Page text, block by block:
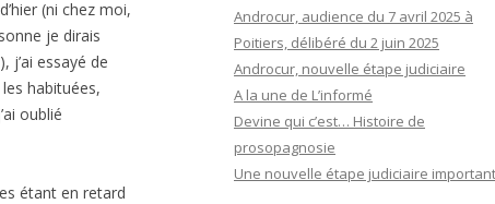
(ni chez moi,
je dirais
j’ai essayé de
habituées,
oublié
étant en retard
Androcur, audience du 7 avril 2025 à
Poitiers, délibéré du 2 juin 2025
Androcur, nouvelle étape judiciaire
A la une de L’informé
Devine qui c’est… Histoire de
prosopagnosie
Une nouvelle étape judiciaire